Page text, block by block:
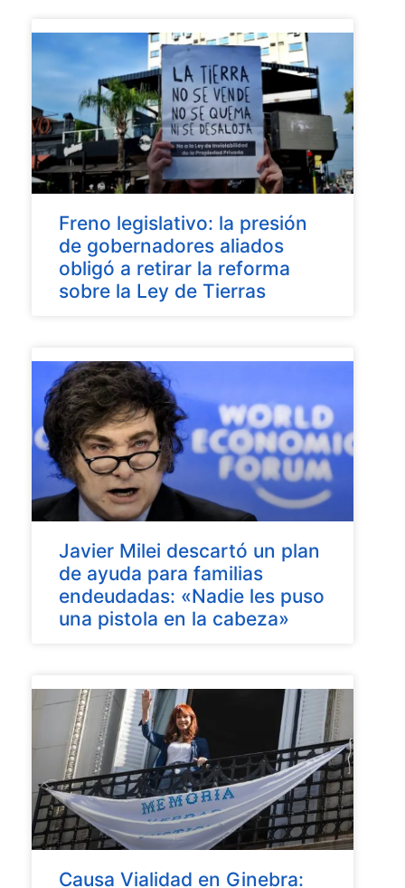
Freno legislativo: la presión
de gobernadores aliados
obligó a retirar la reforma
sobre la Ley de Tierras
Javier Milei descartó un plan
de ayuda para familias
endeudadas: «Nadie les puso
una pistola en la cabeza»
Causa Vialidad en Ginebra: